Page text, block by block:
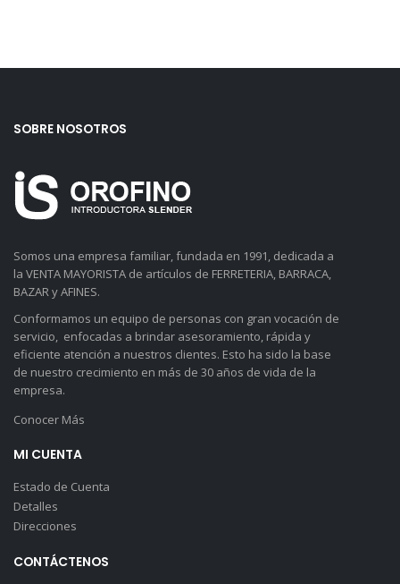
SOBRE NOSOTROS
Somos una empresa familiar, fundada en 1991, dedicada a
la VENTA MAYORISTA de artículos de FERRETERIA, BARRACA,
BAZAR y AFINES.
Conformamos un equipo de personas con gran vocación de
servicio, enfocadas a brindar asesoramiento, rápida y
eficiente atención a nuestros clientes. Esto ha sido la base
de nuestro crecimiento en más de 30 años de vida de la
empresa.
Conocer Más
MI CUENTA
Estado de Cuenta
Detalles
Direcciones
CONTÁCTENOS